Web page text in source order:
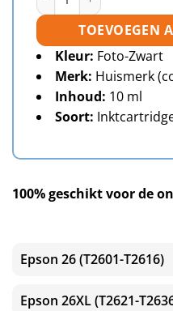
TOEVOEGEN
Kleur: Foto-Zwart
Merk: Huismerk
Inhoud: 10 ml
Soort:
100% geschikt voor de
Epson 26 (T2601-T2616)
Epson 26XL (T2621-